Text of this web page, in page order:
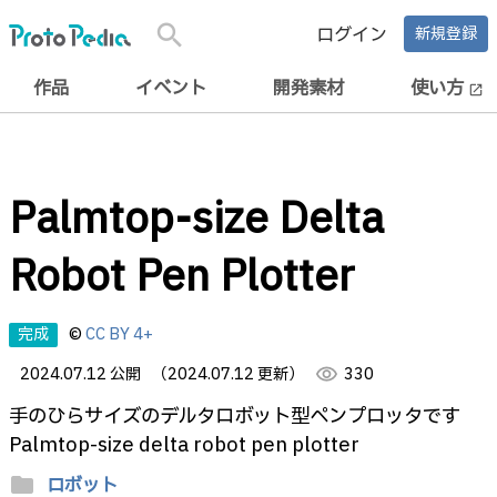
search ログイン 新規登録
作品 イベント 開発素材 使い方 open_in_new
Palmtop-size Delta
Robot Pen Plotter
完成 ©CC BY 4+
2024.07.12 公開
（2024.07.12 更新） visibility 330
手のひらサイズのデルタロボット型ペンプロッタです
Palmtop-size delta robot pen plotter
folder ロボット